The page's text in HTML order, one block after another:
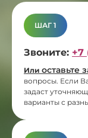
ШАГ 1
Звоните: +7
Или оставьте
вопросы. Если
задаст
варианты с